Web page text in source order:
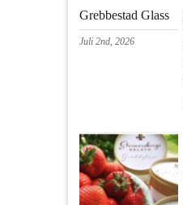
Grebbestad Glass
Juli 2nd, 2026